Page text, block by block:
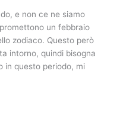
e non ce ne siamo
un febbraio
zodiaco. Questo però
intorno, quindi bisogna
in questo periodo, mi